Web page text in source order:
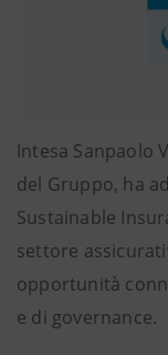
Intesa Sanpaolo
del Gruppo, ha
Sustainable
settore
opportunità
e di governance.